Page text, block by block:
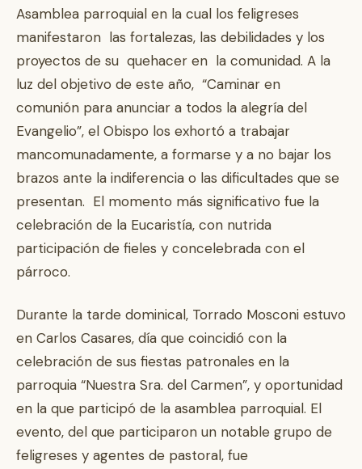
Asamblea parroquial en la cual los feligreses
manifestaron las fortalezas, las debilidades y los
proyectos de su quehacer en la comunidad. A la
luz del objetivo de este año, “Caminar en
comunión para anunciar a todos la alegría del
Evangelio”, el Obispo los exhortó a trabajar
mancomunadamente, a formarse y a no bajar los
brazos ante la indiferencia o las dificultades que se
presentan. El momento más significativo fue la
celebración de la Eucaristía, con nutrida
participación de fieles y concelebrada con el
párroco.
Durante la tarde dominical, Torrado Mosconi estuvo
en Carlos Casares, día que coincidió con la
celebración de sus fiestas patronales en la
parroquia “Nuestra Sra. del Carmen”, y oportunidad
en la que participó de la asamblea parroquial. El
evento, del que participaron un notable grupo de
feligreses y agentes de pastoral, fue